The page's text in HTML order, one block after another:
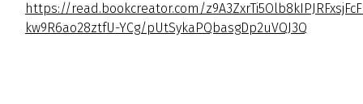
https://read.bookcreator.com/
kw9R6ao28ztfU-YCg/pUtSykaPQbasgDp2uVQJ3Q